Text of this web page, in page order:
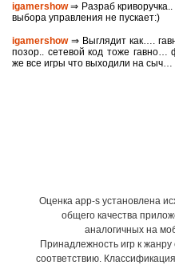
igamershow⇒ Разраб
выбора управления не пускает:)
igamershow⇒ Выглядит как….
позор.. сетевой код тоже
же все игры что выходили на сыч…
Оценка app-s установлена
общего качества
аналогичных на
Принадлежность игр к
соответствию.